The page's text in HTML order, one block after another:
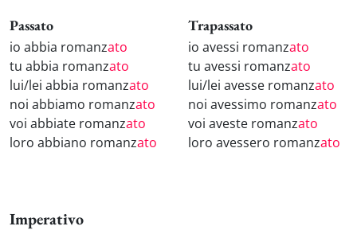
Passato
io abbia romanzato
tu abbia romanzato
lui/lei abbia romanzato
noi abbiamo romanzato
voi abbiate romanzato
loro abbiano romanzato
Trapassato
io avessi romanzato
tu avessi romanzato
lui/lei avesse romanzato
noi avessimo romanzato
voi aveste romanzato
loro avessero romanzato
Imperativo